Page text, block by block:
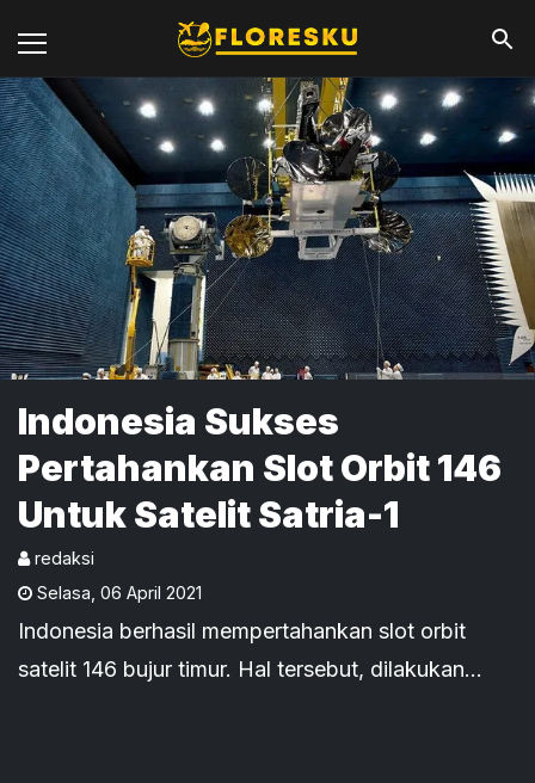
Indonesia Sukses
Pertahankan Slot Orbit 146
Untuk Satelit Satria-1
redaksi
Selasa 06 April 2021
Indonesia berhasil mempertahankan slot orbit
satelit 146 bujur timur. Hal tersebut, dilakukan